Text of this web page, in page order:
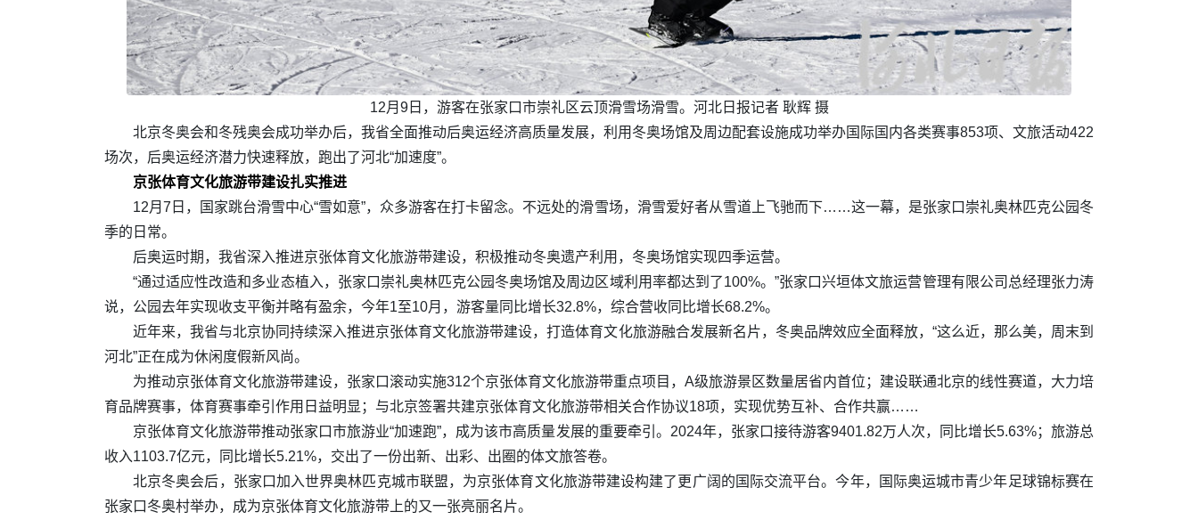
12月9日，游客在张家口市崇礼区云顶滑雪场滑雪。河北日报记者 耿辉 摄
北京冬奥会和冬残奥会成功举办后，我省全面推动后奥运经济高质量发展，利用冬奥场馆及周边配套设施成功举办国际国内各类赛事853项、文旅活动422
场次，后奥运经济潜力快速释放，跑出了河北“加速度”。
京张体育文化旅游带建设扎实推进
12月7日，国家跳台滑雪中心“雪如意”，众多游客在打卡留念。不远处的滑雪场，滑雪爱好者从雪道上飞驰而下……这一幕，是张家口崇礼奥林匹克公园冬
季的日常。
后奥运时期，我省深入推进京张体育文化旅游带建设，积极推动冬奥遗产利用，冬奥场馆实现四季运营。
“通过适应性改造和多业态植入，张家口崇礼奥林匹克公园冬奥场馆及周边区域利用率都达到了100%。”张家口兴垣体文旅运营管理有限公司总经理张力涛
说，公园去年实现收支平衡并略有盈余，今年1至10月，游客量同比增长32.8%，综合营收同比增长68.2%。
近年来，我省与北京协同持续深入推进京张体育文化旅游带建设，打造体育文化旅游融合发展新名片，冬奥品牌效应全面释放，“这么近，那么美，周末到
河北”正在成为休闲度假新风尚。
为推动京张体育文化旅游带建设，张家口滚动实施312个京张体育文化旅游带重点项目，A级旅游景区数量居省内首位；建设联通北京的线性赛道，大力培
育品牌赛事，体育赛事牵引作用日益明显；与北京签署共建京张体育文化旅游带相关合作协议18项，实现优势互补、合作共赢……
京张体育文化旅游带推动张家口市旅游业“加速跑”，成为该市高质量发展的重要牵引。2024年，张家口接待游客9401.82万人次，同比增长5.63%；旅游总
收入1103.7亿元，同比增长5.21%，交出了一份出新、出彩、出圈的体文旅答卷。
北京冬奥会后，张家口加入世界奥林匹克城市联盟，为京张体育文化旅游带建设构建了更广阔的国际交流平台。今年，国际奥运城市青少年足球锦标赛在
张家口冬奥村举办，成为京张体育文化旅游带上的又一张亮丽名片。